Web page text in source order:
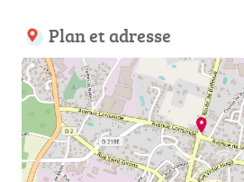
Plan et adresse